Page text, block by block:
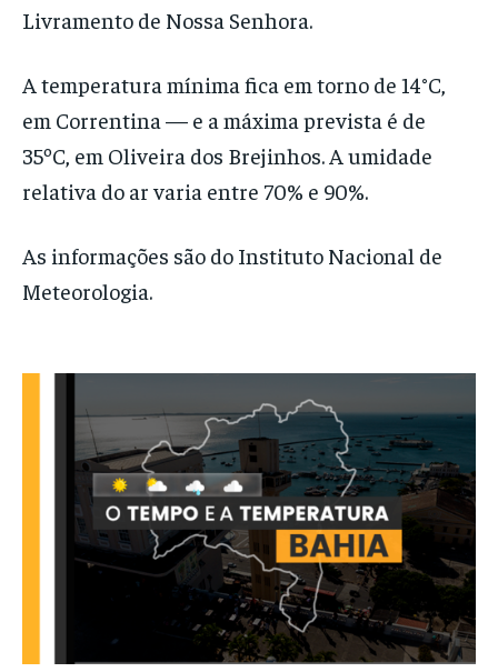
Livramento de Nossa Senhora.
A temperatura mínima fica em torno de 14°C,
em Correntina — e a máxima prevista é de
35ºC, em Oliveira dos Brejinhos. A umidade
relativa do ar varia entre 70% e 90%.
As informações são do Instituto Nacional de
Meteorologia.